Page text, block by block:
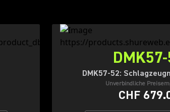
DMK57-52:
Unverbindliche
CHF